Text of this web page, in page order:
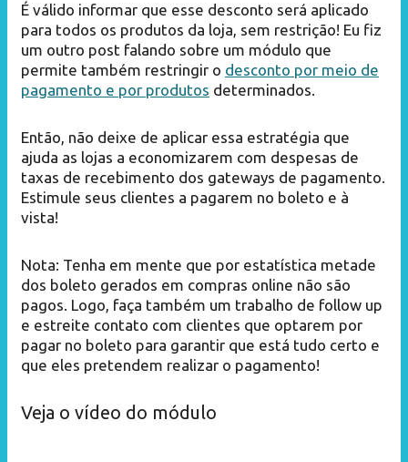
É válido informar que esse desconto será aplicado
para todos os produtos da loja, sem restrição! Eu fiz
um outro post falando sobre um módulo que
permite também restringir o desconto por meio de
pagamento e por produtos determinados.
Então, não deixe de aplicar essa estratégia que
ajuda as lojas a economizarem com despesas de
taxas de recebimento dos gateways de pagamento.
Estimule seus clientes a pagarem no boleto e à
vista!
Nota: Tenha em mente que por estatística metade
dos boleto gerados em compras online não são
pagos. Logo, faça também um trabalho de follow up
e estreite contato com clientes que optarem por
pagar no boleto para garantir que está tudo certo e
que eles pretendem realizar o pagamento!
Veja o vídeo do módulo